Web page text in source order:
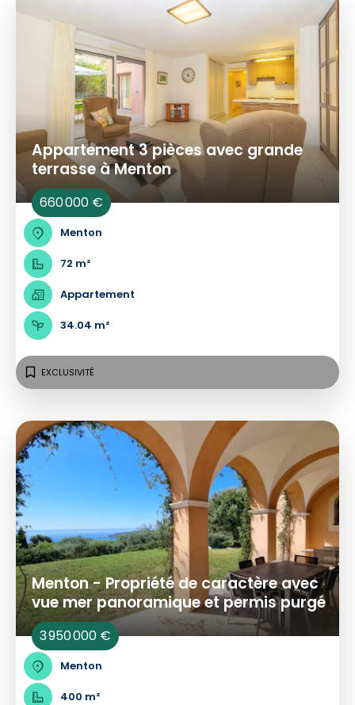
Appartement 3 pièces avec grande
terrasse à Menton
660 000 €
Menton
72 m²
Appartement
34.04 m²
EXCLUSIVITÉ
Menton - Propriété de caractère avec
vue mer panoramique et permis purgé
3 950 000 €
Menton
400 m²